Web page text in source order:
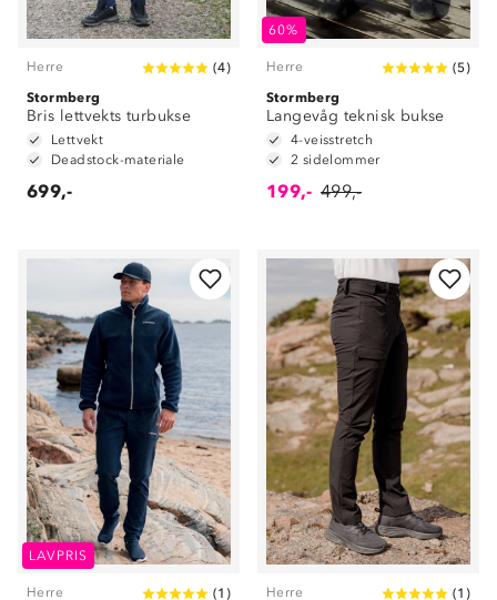
Herre (4)
Stormberg
Bris lettvekts turbukse
Lettvekt
Deadstock-materiale
699,-
60%
Herre (5)
Stormberg
Langevåg teknisk bukse
4-veisstretch
2 sidelommer
199,- 499,-
LAVPRIS
Herre (1 ) Herre (1 )